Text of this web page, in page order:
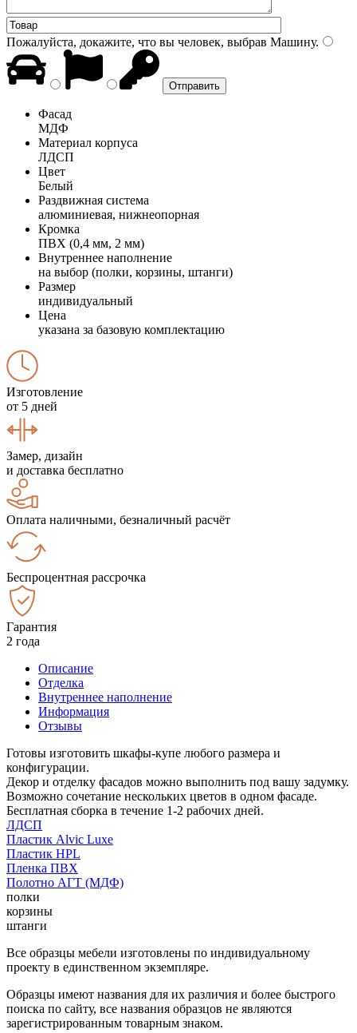
Пожалуйста, докажите, что вы человек, выбрав Машину.
Фасад
МДФ
Материал корпуса
ЛДСП
Цвет
Белый
Раздвижная система
алюминиевая, нижнеопорная
Кромка
ПВХ (0,4 мм, 2 мм)
Внутреннее наполнение
на выбор (полки, корзины, штанги)
Размер
индивидуальный
Цена
указана за базовую комплектацию
Изготовление
от 5 дней
Замер, дизайн
и доставка бесплатно
Оплата наличными, безналичный расчёт
Беспроцентная рассрочка
Гарантия
2 года
Описание
Отделка
Внутреннее наполнение
Информация
Отзывы
Готовы изготовить шкафы-купе любого размера и
конфигурации.
Декор и отделку фасадов можно выполнить под вашу задумку.
Возможно сочетание нескольких цветов в одном фасаде.
Бесплатная сборка в течение 1-2 рабочих дней.
ЛДСП
Пластик Alvic Luxe
Пластик HPL
Пленка ПВХ
Полотно АГТ (МДФ)
полки
корзины
штанги
Все образцы мебели изготовлены по индивидуальному
проекту в единственном экземпляре.
Образцы имеют названия для их различия и более быстрого
поиска по сайту, все названия образцов не являются
зарегистрированным товарным знаком.